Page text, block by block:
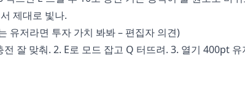
제대로 빛나.
유저라면 투자 가치 봐봐 – 편집자 의견)
잘 맞춰. 2. E로 모드 잡고 Q 터뜨려. 3. 열기 400pt